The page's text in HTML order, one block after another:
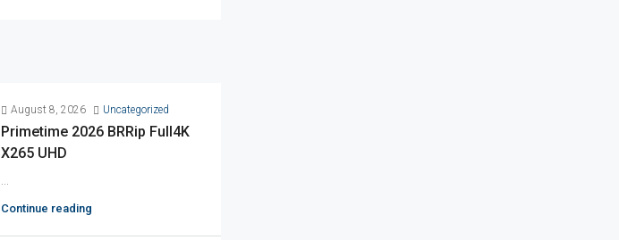
August 8, 2026 Uncategorized
Primetime 2026 BRRip Full4K
X265 UHD
...
Continue reading